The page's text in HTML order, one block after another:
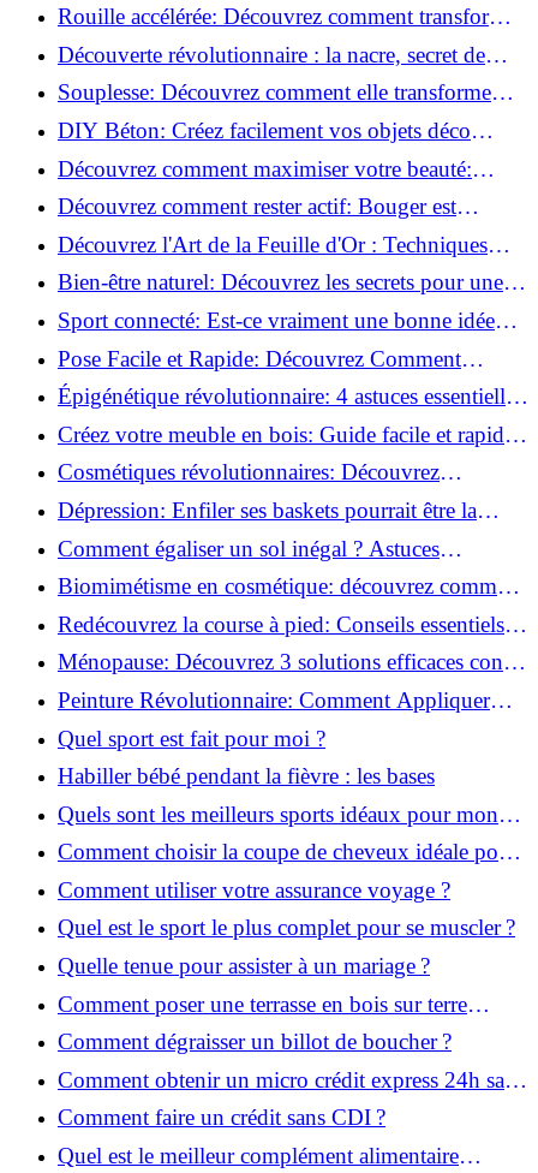
Rouille accélérée: Découvrez comment transformer
la corrosion en déco tendance!
Découverte révolutionnaire : la nacre, secret de
régénération inouï !
Souplesse: Découvrez comment elle transforme
votre performance sportive!
DIY Béton: Créez facilement vos objets déco
tendance!
Découvrez comment maximiser votre beauté:
Astuces et secrets révélés!
Découvrez comment rester actif: Bouger est
toujours possible!
Découvrez l'Art de la Feuille d'Or : Techniques
Incontournables pour Réussir!
Bien-être naturel: Découvrez les secrets pour une
vie saine!
Sport connecté: Est-ce vraiment une bonne idée
pour vous?
Pose Facile et Rapide: Découvrez Comment
Monter des Carreaux de Béton Cellulaire!
Épigénétique révolutionnaire: 4 astuces essentielles
pour transformer votre bien-être!
Créez votre meuble en bois: Guide facile et rapide
pour débutants!
Cosmétiques révolutionnaires: Découvrez
comment les fermes verticales transforment la
beauté!
Dépression: Enfiler ses baskets pourrait être la
solution!
Comment égaliser un sol inégal ? Astuces
infaillibles pour réussir !
Biomimétisme en cosmétique: découvrez comment
la nature inspire l'avenir des soins beauté!
Redécouvrez la course à pied: Conseils essentiels
pour reprendre!
Ménopause: Découvrez 3 solutions efficaces contre
les bouffées de chaleur!
Peinture Révolutionnaire: Comment Appliquer
Deux Couleurs Sur Une Porte!
Quel sport est fait pour moi ?
Habiller bébé pendant la fièvre : les bases
Quels sont les meilleurs sports idéaux pour mon
enfant ?
Comment choisir la coupe de cheveux idéale pour
votre visage ?
Comment utiliser votre assurance voyage ?
Quel est le sport le plus complet pour se muscler ?
Quelle tenue pour assister à un mariage ?
Comment poser une terrasse en bois sur terre
battue ?
Comment dégraisser un billot de boucher ?
Comment obtenir un micro crédit express 24h sans
justificatif ?
Comment faire un crédit sans CDI ?
Quel est le meilleur complément alimentaire